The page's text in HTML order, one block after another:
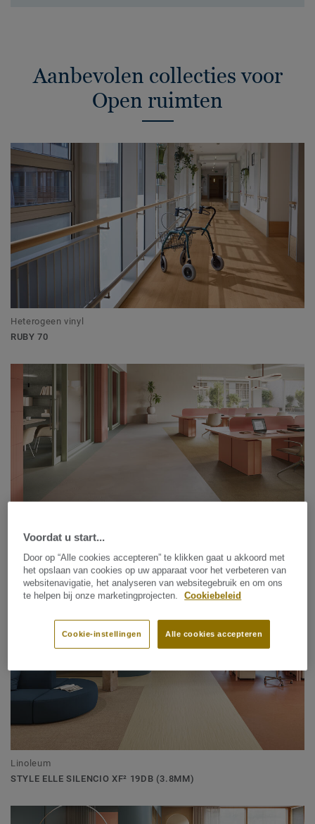
Aanbevolen collecties voor
Open ruimten
Heterogeen vinyl
RUBY 70
Luxe vinyltegels / Circular Selection
ID SQUARE
Linoleum
STYLE ELLE SILENCIO XF² 19DB (3.8MM)
Voordat u start...
Door op “Alle cookies accepteren” te klikken gaat u akkoord met
het opslaan van cookies op uw apparaat voor het verbeteren van
websitenavigatie, het analyseren van websitegebruik en om ons
te helpen bij onze marketingprojecten.
Cookiebeleid
Alle cookies accepteren
Cookie-instellingen